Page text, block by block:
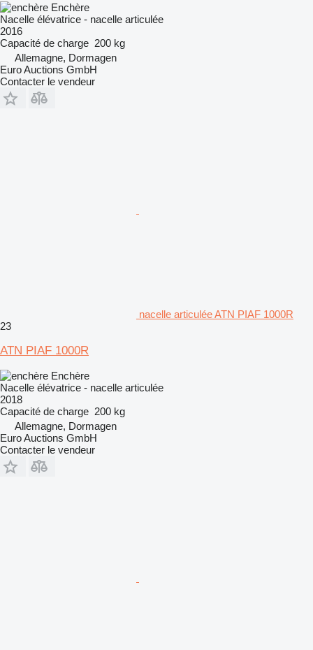
Enchère
Nacelle élévatrice - nacelle articulée
2016
Capacité de charge 200 kg
Allemagne, Dormagen
Euro Auctions GmbH
Contacter le vendeur
nacelle articulée ATN PIAF 1000R
23
ATN PIAF 1000R
Enchère
Nacelle élévatrice - nacelle articulée
2018
Capacité de charge 200 kg
Allemagne, Dormagen
Euro Auctions GmbH
Contacter le vendeur